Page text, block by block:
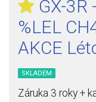
GX-3R
%LEL
AKCE
SKLADEM
Záruka 3 roky +